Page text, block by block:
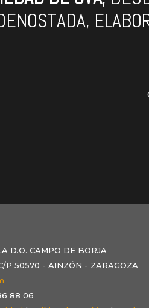
D.O. CAMPO DE BORJA
P 50570 - AINZÓN - ZARAGOZA
88 06